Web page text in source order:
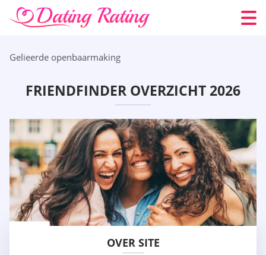
Gelieerde openbaarmaking
FRIENDFINDER OVERZICHT 2026
OVER SITE